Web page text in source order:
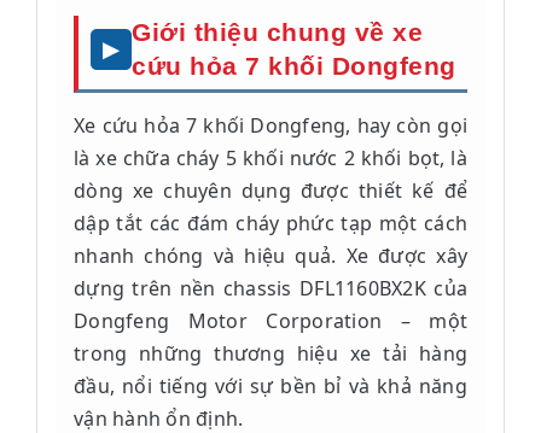
Giới thiệu chung về xe
cứu hỏa 7 khối Dongfeng
Xe cứu hỏa 7 khối Dongfeng, hay còn gọi
là xe chữa cháy 5 khối nước 2 khối bọt, là
dòng xe chuyên dụng được thiết kế để
dập tắt các đám cháy phức tạp một cách
nhanh chóng và hiệu quả. Xe được xây
dựng trên nền chassis DFL1160BX2K của
Dongfeng Motor Corporation – một
trong những thương hiệu xe tải hàng
đầu, nổi tiếng với sự bền bỉ và khả năng
vận hành ổn định.